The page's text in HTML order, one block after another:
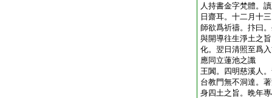
人持書金字梵體。
日齋耳。十二月十
師欲爲祈禱。抃曰
與開導往生淨土之
化。翌日清照至爲
應同立蓮池之讖
王闐。四明慈溪人
台教門無不洞達。
身四土之旨。晩年